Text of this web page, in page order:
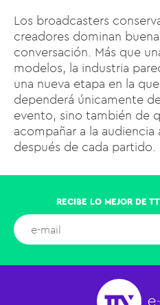
Los broadcasters
creadores dominan
conversación. Más que
modelos, la industria
una nueva etapa en la
dependerá únicamente
evento, sino también de
acompañar a la
después de cada partido.
RECIBE LO MEJOR DE